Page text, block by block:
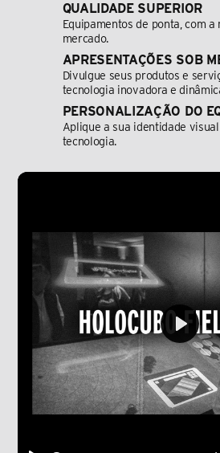
QUALIDADE SUPERIOR
Equipamentos de ponta, com
mercado.
APRESENTAÇÕES SOB
Divulgue seus produtos e
tecnologia inovadora e
PERSONALIZAÇÃO DO
Aplique a sua identidade
tecnologia.
Play